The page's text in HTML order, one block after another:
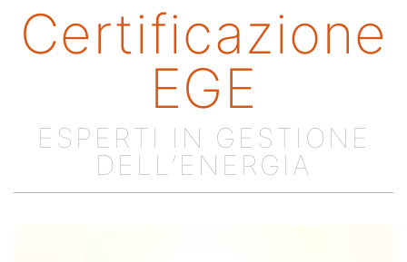
Certificazione
EGE
ESPERTI IN GESTIONE
DELL’ENERGIA